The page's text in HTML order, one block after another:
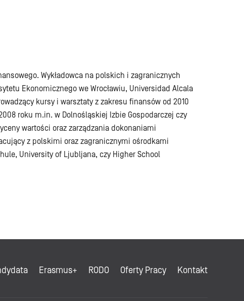
Wykładowca na polskich i zagranicznych
Ekonomicznego we Wrocławiu, Universidad Alcala
kursy i warsztaty z zakresu finansów od 2010
roku m.in. w Dolnośląskiej Izbie Gospodarczej czy
wartości oraz zarządzania dokonaniami
z polskimi oraz zagranicznymi ośrodkami
University of Ljubljana, czy Higher School
Erasmus+ RODO Oferty Pracy Kontakt